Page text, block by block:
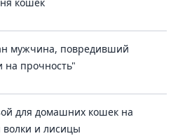
мужчина, повредивший
на прочность"
для домашних кошек на
и лисицы